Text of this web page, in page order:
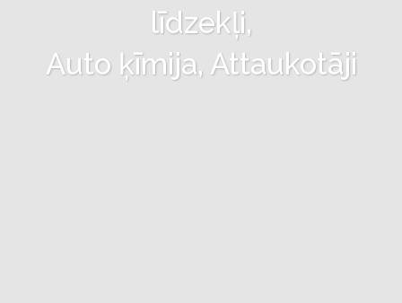
līdzekļi,
Auto ķīmija, Attaukotāji